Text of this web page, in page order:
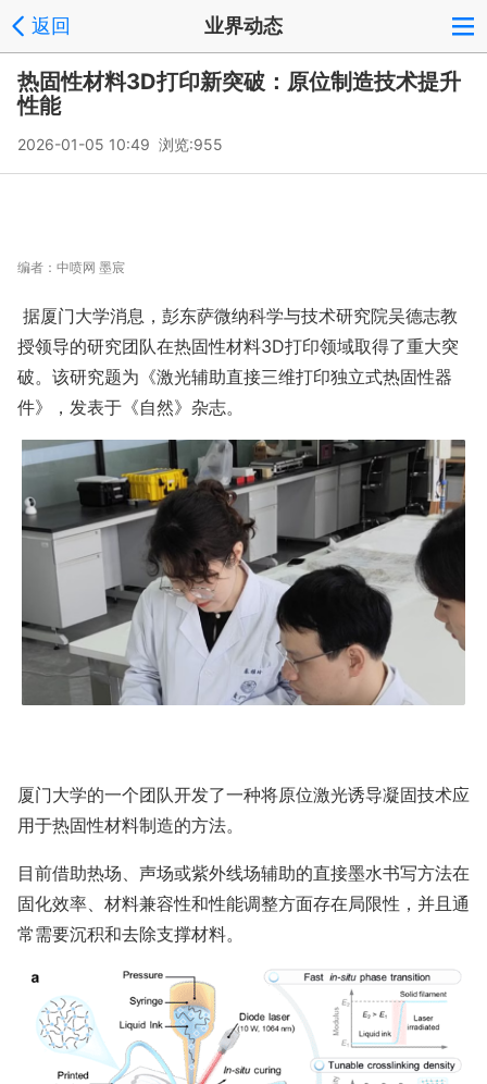
返回 业界动态
热固性材料3D打印新突破：原位制造技术提升
性能
2026-01-05 10:49 浏览:955
编者： 中喷网 墨宸
据厦门大学消息，彭东萨微纳科学与技术研究院吴德志教
授领导的研究团队在热固性材料3D打印领域取得了重大突
破。该研究题为《激光辅助直接三维打印独立式热固性器
件》，发表于《自然》杂志。
厦门大学的一个团队开发了一种将原位激光诱导凝固技术应
用于热固性材料制造的方法。
目前借助热场、声场或紫外线场辅助的直接墨水书写方法在
固化效率、材料兼容性和性能调整方面存在局限性，并且通
常需要沉积和去除支撑材料。